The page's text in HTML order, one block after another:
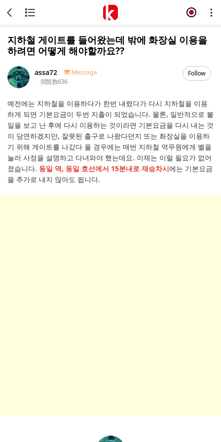
지하철 게이트를 들어왔는데 밖에 화장실 이용을
하려면 어떻게 해야할까요??
assa72
Message
閲覧数636
Follow
예전에는 지하철을 이용하다가 한번 내렸다가 다시 지하철을 이용
하게 되면 기본요금이 두번 지출이 되었습니다. 물론, 일반적으로 볼
일을 보고 난 후에 다시 이용하는 것이라면 기본요금을 다시 내는 것
이 당연하겠지만, 잘못된 출구로 나왔다던지 또는 화장실을 이용하
기 위해 게이트를 나갔다 올 경우에는 매번 지하철 역무원에게 벨을
눌러 사정을 설명하고 다녀와야 했는데요. 이제는 이럴 필요가 없어
졌습니다. 동일 역, 동일 호선에서 15분내로 재승차시에는 기본요금
을 추가로 내지 않아도 됩니다.